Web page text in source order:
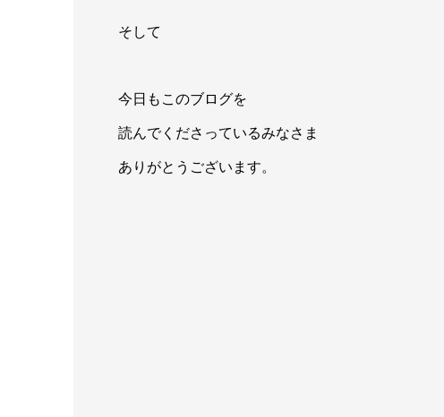
そして
今日もこのブログを
読んでくださっているみなさま
ありがとうございます。